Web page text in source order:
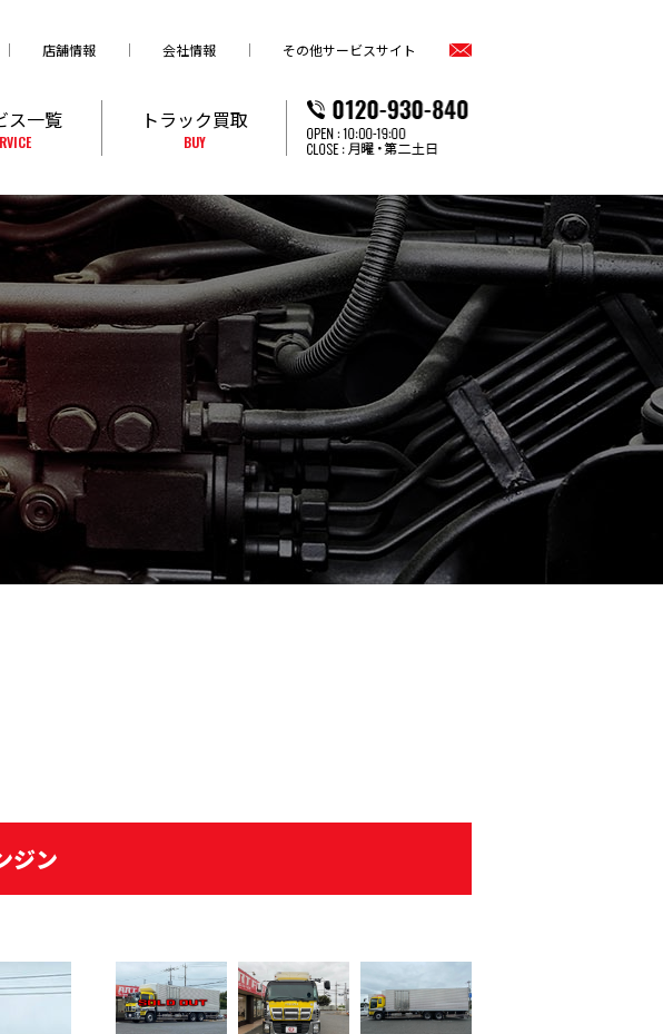
店舗情報 会社情報 その他サービスサイト
ス一覧 トラック買取
BUY
ジン